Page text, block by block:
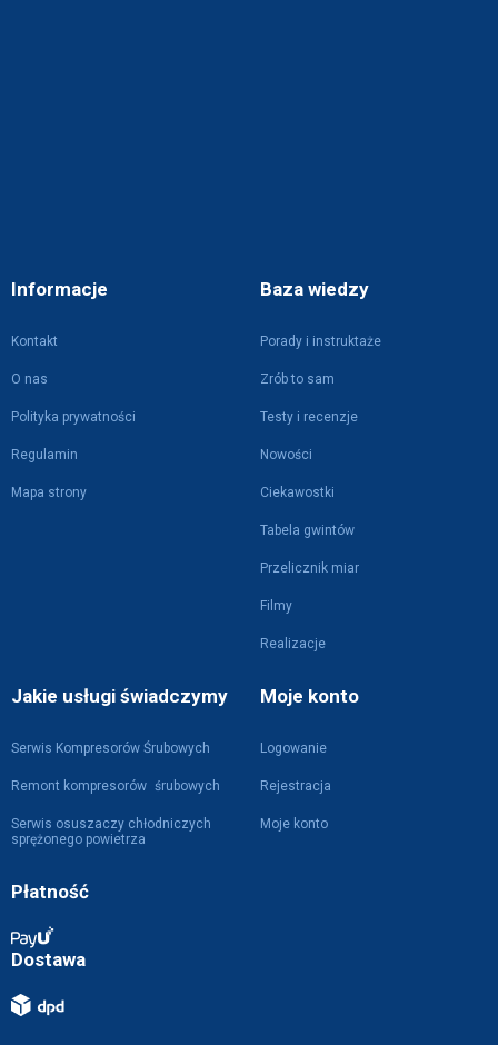
Informacje
Kontakt
O nas
Polityka prywatności
Regulamin
Mapa strony
Baza wiedzy
Porady i instruktaże
Zrób to sam
Testy i recenzje
Nowości
Ciekawostki
Tabela gwintów
Przelicznik miar
Filmy
Realizacje
Jakie usługi świadczymy
Serwis Kompresorów Śrubowych
Remont kompresorów śrubowych
Serwis osuszaczy chłodniczych
sprężonego powietrza
Moje konto
Logowanie
Rejestracja
Moje konto
Płatność
Dostawa